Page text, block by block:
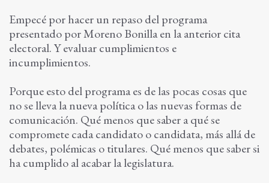
Empecé por hacer un repaso del programa
presentado por Moreno Bonilla en la anterior cita
electoral. Y evaluar cumplimientos e
incumplimientos.
Porque esto del programa es de las pocas cosas que
no se lleva la nueva política o las nuevas formas de
comunicación. Qué menos que saber a qué se
compromete cada candidato o candidata, más allá de
debates, polémicas o titulares. Qué menos que saber si
ha cumplido al acabar la legislatura.